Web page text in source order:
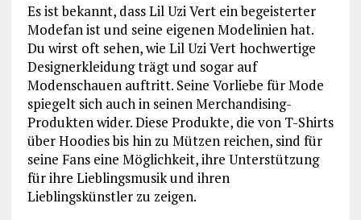
Es ist bekannt, dass Lil Uzi Vert ein begeisterter
Modefan ist und seine eigenen Modelinien hat.
Du wirst oft sehen, wie Lil Uzi Vert hochwertige
Designerkleidung trägt und sogar auf
Modenschauen auftritt. Seine Vorliebe für Mode
spiegelt sich auch in seinen Merchandising-
Produkten wider. Diese Produkte, die von T-Shirts
über Hoodies bis hin zu Mützen reichen, sind für
seine Fans eine Möglichkeit, ihre Unterstützung
für ihre Lieblingsmusik und ihren
Lieblingskünstler zu zeigen.